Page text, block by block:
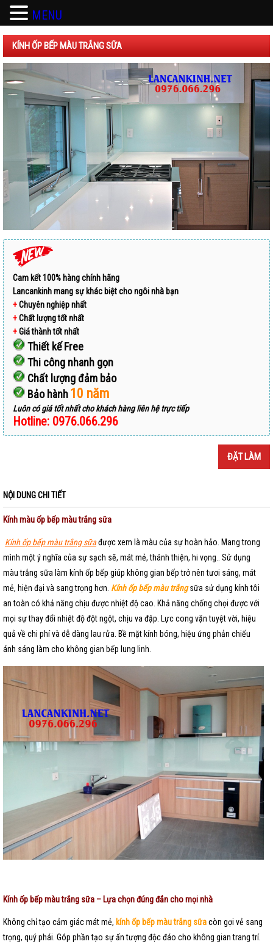
KÍNH ỐP BẾP MÀU TRẮNG SỮA
Cam kết 100% hàng chính hãng
Lancankinh mang sự khác biệt cho ngôi nhà bạn
+Chuyên nghiệp nhất
+Chất lượng tốt nhất
+Giá thành tốt nhất
Thiết kế Free
Thi công nhanh gọn
Chất lượng đảm bảo
Bảo hành10 năm
Luôn có giá tốt nhất cho khách hàng liên hệ trực tiếp
Hotline: 0976.066.296
ĐẶT LÀM
NỘI DUNG CHI TIẾT
Kính màu ốp bếp màu trắng sữa
Kính ốp bếp màu trắng sữađược xem là màu của sự hoàn hảo. Mang trong
mình một ý nghĩa của sự sạch sẽ, mát mẻ, thánh thiện, hi vọng.. Sử dụng
màu trắng sữa làm kính ốp bếp giúp không gian bếp trở nên tươi sáng, mát
mẻ, hiện đại và sang trọng hơn. Kính ốp bếp màu trắngsữa sử dụng kính tôi
an toàn có khả năng chịu được nhiệt độ cao. Khả năng chống chọi được với
mọi sự thay đổi nhiệt độ đột ngột, chịu va đập. Lực cong vặn tuyệt vời, hiệu
quả về chi phí và dễ dàng lau rửa. Bề mặt kính bóng, hiệu ứng phản chiếu
ánh sáng làm cho không gian bếp lung linh.
Kính ốp bếp màu trắng sữa – Lựa chọn đúng đắn cho mọi nhà
Không chỉ tạo cảm giác mát mẻ, kính ốp bếp màu trắng sữacòn gợi vẻ sang
trọng, quý phái. Góp phần tạo sự ấn tượng độc đáo cho không gian trang trí.
MENU